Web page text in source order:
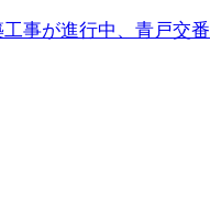
事が進行中、青戸交番